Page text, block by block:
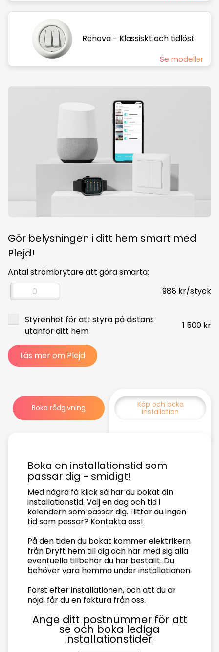
Renova - Klassiskt och tidlöst
Se modeller
Gör belysningen i ditt hem smart med
Plejd!
Antal strömbrytare att göra smarta:
988 kr/styck
Styrenhet för att styra på distans
utanför ditt hem
1 500 kr
Läs mer om Plejd
Boka rådgivning Köp och boka
installation
Boka en installationstid som
passar dig - smidigt!
Med några få klick så har du bokat din
installationstid. Välj en dag och tid i
kalendern som passar dig. Hittar du ingen
tid som passar? Kontakta oss!
På den tiden du bokat kommer elektrikern
från Dryft hem till dig och har med sig alla
eventuella tillbehör du har beställt. Du
behöver vara hemma under installationen.
Först efter installationen, och att du är
Ange ditt postnummer för att
se och boka lediga
installationstider: